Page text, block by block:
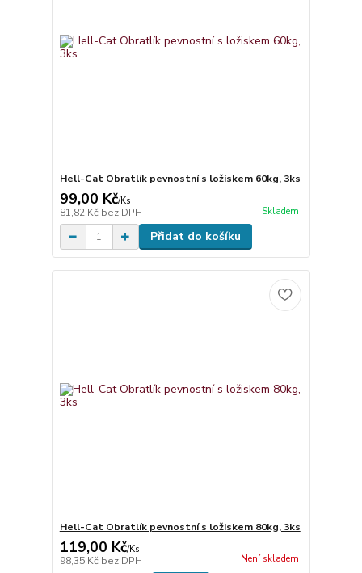
Hell-Cat Obratlík pevnostní s ložiskem 60kg, 3ks
99,00 Kč/Ks
81,82 Kč bez DPH Skladem
Přidat do košíku
Hell-Cat Obratlík pevnostní s ložiskem 80kg, 3ks
119,00 Kč/Ks
98,35 Kč bez DPH Není skladem